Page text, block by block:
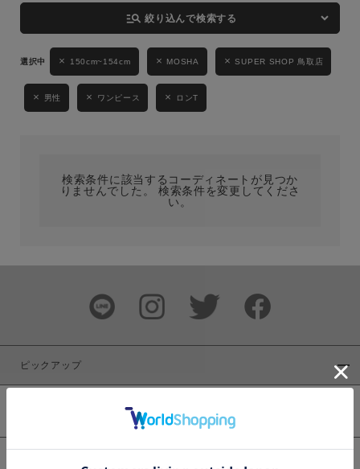
性別
MENS LADIES KIDS
ブランド
manage_search 絞り込んで検索する
150cm~154cm MOSHA SUPER SHOP 鳥取店
男性 ワンピース ロンT
検索条件に該当するコーディネートが見つか
りませんでした。 検索条件を変更してくださ
い。
ピックアップ